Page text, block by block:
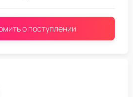
о поступлении